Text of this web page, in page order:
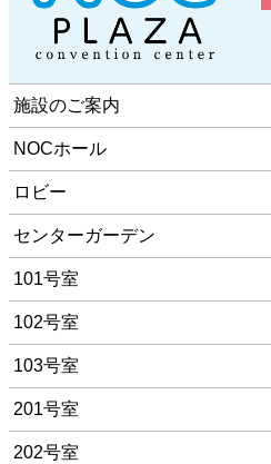
施設のご案内
NOCホール
ロビー
センターガーデン
101号室
102号室
103号室
201号室
202号室